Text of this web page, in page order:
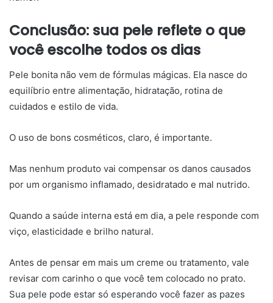
Conclusão: sua pele reflete o que
você escolhe todos os dias
Pele bonita não vem de fórmulas mágicas. Ela nasce do
equilíbrio entre alimentação, hidratação, rotina de
cuidados e estilo de vida.
O uso de bons cosméticos, claro, é importante.
Mas nenhum produto vai compensar os danos causados
por um organismo inflamado, desidratado e mal nutrido.
Quando a saúde interna está em dia, a pele responde com
viço, elasticidade e brilho natural.
Antes de pensar em mais um creme ou tratamento, vale
revisar com carinho o que você tem colocado no prato.
Sua pele pode estar só esperando você fazer as pazes